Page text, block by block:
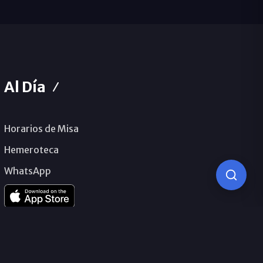
Al Día
Horarios de Misa
Hemeroteca
WhatsApp